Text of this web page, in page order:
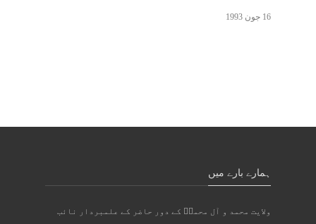
16 جون 1993
ہمارے بارے میں
ولایت محمد و آل محمدؐ کے دور حاضر کے علمبردار نائب